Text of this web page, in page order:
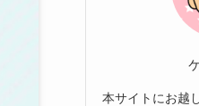
本サイトにお越